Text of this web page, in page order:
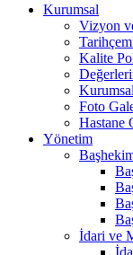
Kurumsal
Vizyon
Kalite
Foto
Hastane
Yönetim
İdari ve